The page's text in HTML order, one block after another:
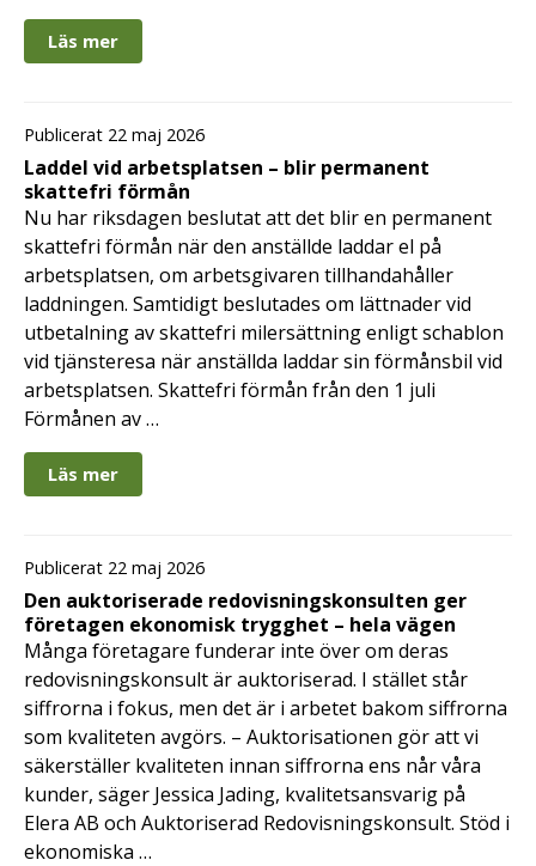
Läs mer
Publicerat 22 maj 2026
Laddel vid arbetsplatsen – blir permanent
skattefri förmån
Nu har riksdagen beslutat att det blir en permanent
skattefri förmån när den anställde laddar el på
arbetsplatsen, om arbetsgivaren tillhandahåller
laddningen. Samtidigt beslutades om lättnader vid
utbetalning av skattefri milersättning enligt schablon
vid tjänsteresa när anställda laddar sin förmånsbil vid
arbetsplatsen. Skattefri förmån från den 1 juli
Förmånen av …
Läs mer
Publicerat 22 maj 2026
Den auktoriserade redovisningskonsulten ger
företagen ekonomisk trygghet – hela vägen
Många företagare funderar inte över om deras
redovisningskonsult är auktoriserad. I stället står
siffrorna i fokus, men det är i arbetet bakom siffrorna
som kvaliteten avgörs. – Auktorisationen gör att vi
säkerställer kvaliteten innan siffrorna ens når våra
kunder, säger Jessica Jading, kvalitetsansvarig på
Elera AB och Auktoriserad Redovisningskonsult. Stöd i
ekonomiska …